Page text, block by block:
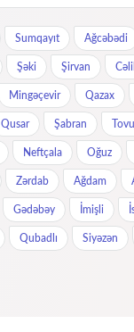
Sumqayıt Ağcəbədi
Şəki Şirvan
Mingəçevir Qazax
Qusar Şabran
Neftçala Oğuz
Zərdab Ağdam
Gədəbəy İmişli
Qubadlı Siyəzən